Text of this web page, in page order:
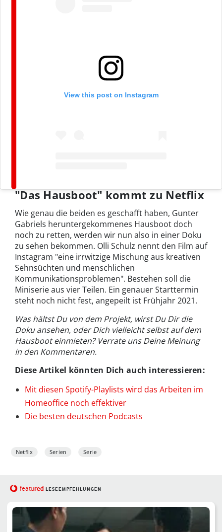
View this post on Instagram
"Das Hausboot" kommt zu Netflix
Wie genau die beiden es geschafft haben, Gunter
Gabriels heruntergekommenes Hausboot doch
noch zu retten, werden wir nun also in einer Doku
zu sehen bekommen. Olli Schulz nennt den Film auf
Instagram "eine irrwitzige Mischung aus kreativen
Sehnsüchten und menschlichen
Kommunikationsproblemen". Bestehen soll die
Miniserie aus vier Teilen. Ein genauer Starttermin
steht noch nicht fest, angepeilt ist Frühjahr 2021.
Was hältst Du von dem Projekt, wirst Du Dir die
Doku ansehen, oder Dich vielleicht selbst auf dem
Hausboot einmieten? Verrate uns Deine Meinung
in den Kommentaren.
Diese Artikel könnten Dich auch interessieren:
Mit diesen Spotify-Playlists wird das Arbeiten im
Homeoffice noch effektiver
Die besten deutschen Podcasts
Netflix Serien Serie
featured LESEEMPFEHLUNGEN